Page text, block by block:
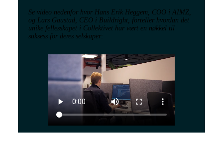
Se video nedenfor hvor Hans Erik Heggem, COO i AIMZ,
og Lars Gaustad, CEO i Buildright, forteller hvordan det
unike fellesskapet i Collektivet har vært en nøkkel til
suksess for deres selskaper: